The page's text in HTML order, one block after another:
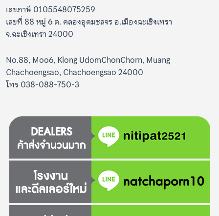
เลขภาษี 0105548075259
เลขที่ 88 หมู่ 6 ต. คลองอุดมชลจร อ.เมืองฉะเชิงเทรา
จ.ฉะเชิงเทรา 24000
No.88, Moo6, Klong UdomChonChorn, Muang
Chachoengsao, Chachoengsao 24000
โทร 038-088-750-3